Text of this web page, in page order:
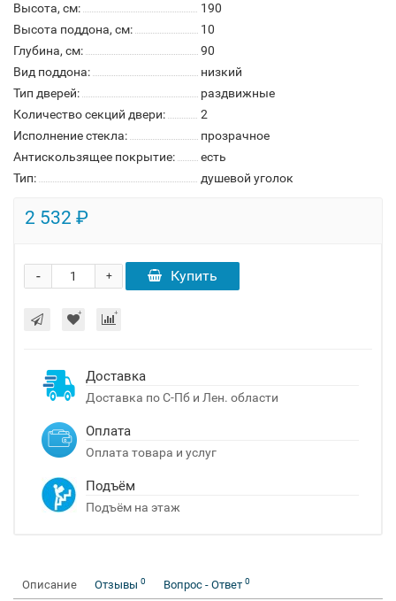
Высота, см:
190
Высота поддона, см:
10
Глубина, см:
90
Вид поддона:
низкий
Тип дверей:
раздвижные
Количество секций двери:
2
Исполнение стекла:
прозрачное
Антискользящее покрытие:
есть
Тип:
душевой уголок
2 532 ₽
+
- Купить
Доставка
Доставка по С-Пб и Лен. области
Оплата
Оплата товара и услуг
Подъём
Подъём на этаж
Описание Отзывы 0 Вопрос - Ответ 0